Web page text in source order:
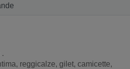
.
reggicalze, gilet, camicette,